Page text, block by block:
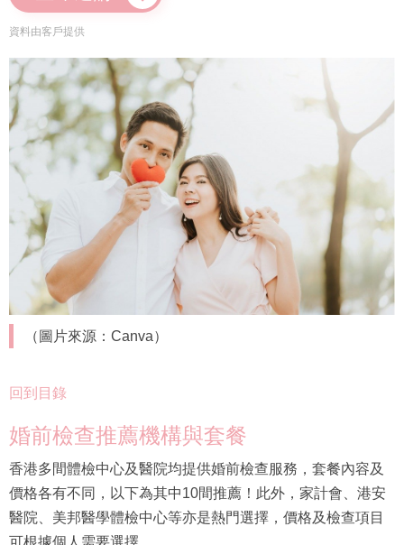
資料由客戶提供
（圖片來源：Canva）
回到目錄
婚前檢查推薦機構與套餐
香港多間體檢中心及醫院均提供婚前檢查服務，套餐內容及
價格各有不同，以下為其中10間推薦！此外，家計會、港安
醫院、美邦醫學體檢中心等亦是熱門選擇，價格及檢查項目
可根據個人需要選擇。